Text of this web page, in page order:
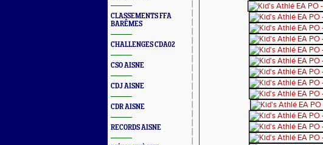
CLASSEMENTS FFA
BARÊMES
CHALLENGES CDA02
CSO AISNE
CDJ AISNE
CDR AISNE
RECORDS AISNE